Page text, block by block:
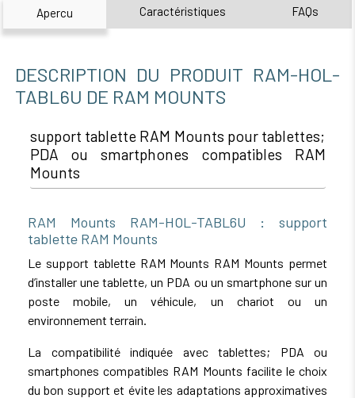
Apercu Caractéristiques FAQs
DESCRIPTION DU PRODUIT RAM-HOL-
TABL6U DE RAM MOUNTS
support tablette RAM Mounts pour tablettes;
PDA ou smartphones compatibles RAM
Mounts
RAM Mounts RAM-HOL-TABL6U : support
tablette RAM Mounts
Le support tablette RAM Mounts RAM Mounts permet
d’installer une tablette, un PDA ou un smartphone sur un
poste mobile, un véhicule, un chariot ou un
environnement terrain.
La compatibilité indiquée avec tablettes; PDA ou
smartphones compatibles RAM Mounts facilite le choix
du bon support et évite les adaptations approximatives